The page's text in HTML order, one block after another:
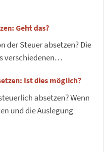
Geht das?
der Steuer absetzen? Die
verschiedenen…
Ist dies möglich?
absetzen? Wenn
und die Auslegung